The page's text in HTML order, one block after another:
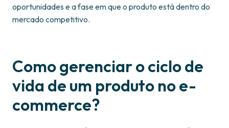
oportunidades e a fase em que o produto está dentro do
mercado competitivo.
Como gerenciar o ciclo de
vida de um produto no e-
commerce?